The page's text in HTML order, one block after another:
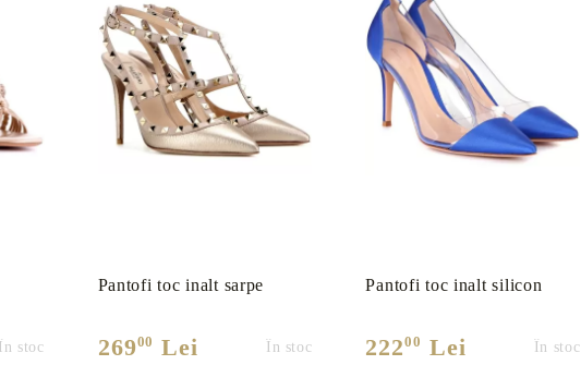
În stoc
Pantofi toc inalt sarpe
26900 Lei În stoc
Pantofi toc inalt silicon
22200 Lei În stoc